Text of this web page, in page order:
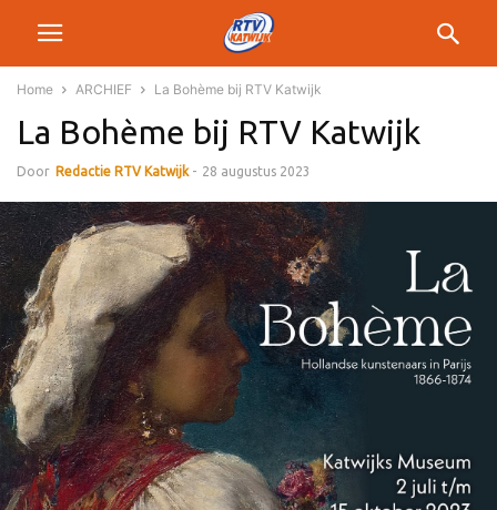
Home ARCHIEF La Bohème bij RTV Katwijk
La Bohème bij RTV Katwijk
Door Redactie RTV Katwijk - 28 augustus 2023